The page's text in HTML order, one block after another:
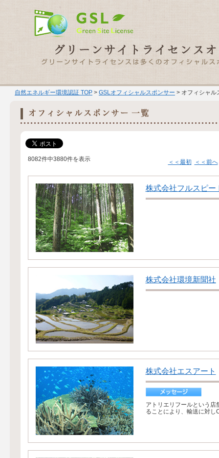
自然エネルギー環境認証 TOP > GSLオフィシャルスポンサー > オフィシャル
8082件中3880件を表示 ＜＜最初 ＜＜前へ
株式会社フルスピー
株式会社環境新聞社
株式会社エスアート
アトリエリフールという店
ることにより、輸送に対し